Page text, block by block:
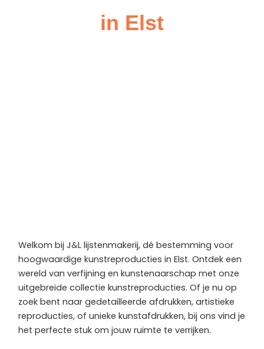
in Elst
Welkom bij J&L lijstenmakerij, dé bestemming voor
hoogwaardige kunstreproducties in Elst. Ontdek een
wereld van verfijning en kunstenaarschap met onze
uitgebreide collectie kunstreproducties. Of je nu op
zoek bent naar gedetailleerde afdrukken, artistieke
reproducties, of unieke kunstafdrukken, bij ons vind je
het perfecte stuk om jouw ruimte te verrijken.